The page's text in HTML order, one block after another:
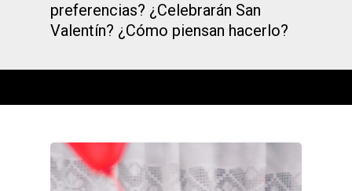
preferencias? ¿Celebrarán San
Valentín? ¿Cómo piensan hacerlo?